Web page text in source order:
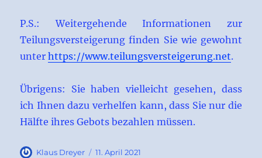
P.S.: Weitergehende Informationen zur
Teilungsversteigerung finden Sie wie gewohnt
unterhttps://www.teilungsversteigerung.net.
Übrigens: Sie haben vielleicht gesehen, dass
ich Ihnen dazu verhelfen kann, dass Sie nur die
Hälfte ihres Gebots bezahlen müssen.
Autor
Klaus Dreyer
Veröffentlicht
11. April 2021